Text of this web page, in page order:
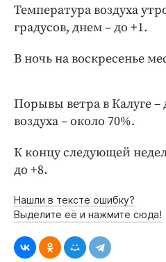
Интересное чтиво
Бренд года
Температура воздуха
градусов, днем – до +1.
В ночь на воскресенье
Порывы ветра в Калуге –
воздуха – около 70%.
К концу следующей
до +8.
Нашли в тексте ошибку?
Выделите её и нажмите сюда!